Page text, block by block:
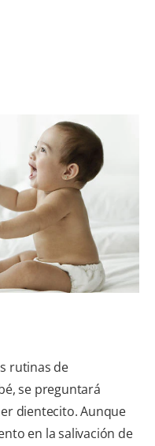
PA (ES)
SUSCRÍBASE
rutinas de
se preguntará
dientecito. Aunque
en la salivación de